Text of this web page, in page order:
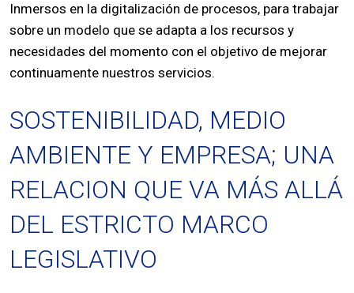
Inmersos en la digitalización de procesos, para trabajar
sobre un modelo que se adapta a los recursos y
necesidades del momento con el objetivo de mejorar
continuamente nuestros servicios.
SOSTENIBILIDAD, MEDIO
AMBIENTE Y EMPRESA; UNA
RELACION QUE VA MÁS ALLÁ
DEL ESTRICTO MARCO
LEGISLATIVO